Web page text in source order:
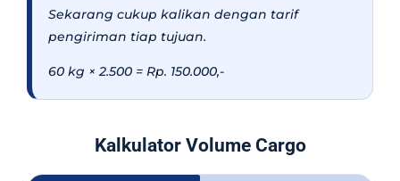
Sekarang cukup kalikan dengan tarif
pengiriman tiap tujuan.
60 kg × 2.500 = Rp. 150.000,-
Kalkulator Volume Cargo